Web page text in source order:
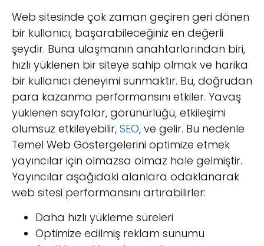
Web sitesinde çok zaman geçiren geri dönen
bir kullanıcı, başarabileceğiniz en değerli
şeydir. Buna ulaşmanın anahtarlarından biri,
hızlı yüklenen bir siteye sahip olmak ve harika
bir kullanıcı deneyimi sunmaktır. Bu, doğrudan
para kazanma performansını etkiler. Yavaş
yüklenen sayfalar, görünürlüğü, etkileşimi
olumsuz etkileyebilir, SEO, ve gelir. Bu nedenle
Temel Web Göstergelerini optimize etmek
yayıncılar için olmazsa olmaz hale gelmiştir.
Yayıncılar aşağıdaki alanlara odaklanarak
web sitesi performansını artırabilirler:
Daha hızlı yükleme süreleri
Optimize edilmiş reklam sunumu